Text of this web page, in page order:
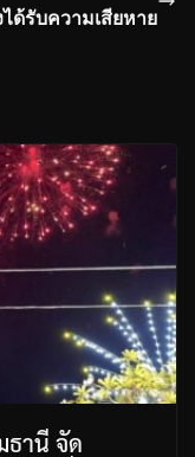
ด้รับความเสียหาย
ธานี จัด